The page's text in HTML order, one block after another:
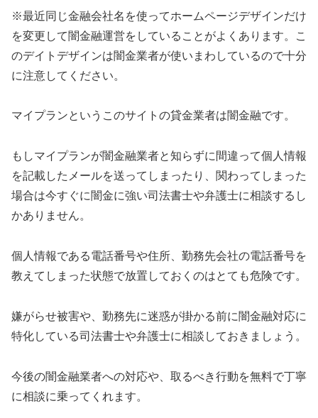
※最近同じ金融会社名を使ってホームページデザインだけ
を変更して闇金融運営をしていることがよくあります。こ
のデイトデザインは闇金業者が使いまわしているので十分
に注意してください。
マイプランというこのサイトの貸金業者は闇金融です。
もしマイプランが闇金融業者と知らずに間違って個人情報
を記載したメールを送ってしまったり、関わってしまった
場合は今すぐに闇金に強い司法書士や弁護士に相談するし
かありません。
個人情報である電話番号や住所、勤務先会社の電話番号を
教えてしまった状態で放置しておくのはとても危険です。
嫌がらせ被害や、勤務先に迷惑が掛かる前に闇金融対応に
特化している司法書士や弁護士に相談しておきましょう。
今後の闇金融業者への対応や、取るべき行動を無料で丁寧
に相談に乗ってくれます。